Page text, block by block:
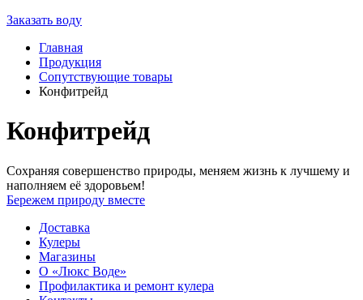
Заказать воду
Главная
Продукция
Сопутствующие товары
Конфитрейд
Конфитрейд
Сохраняя совершенство природы, меняем жизнь к лучшему и
наполняем её здоровьем!
Бережем природу вместе
Доставка
Кулеры
Магазины
О «Люкс Воде»
Профилактика и ремонт кулера